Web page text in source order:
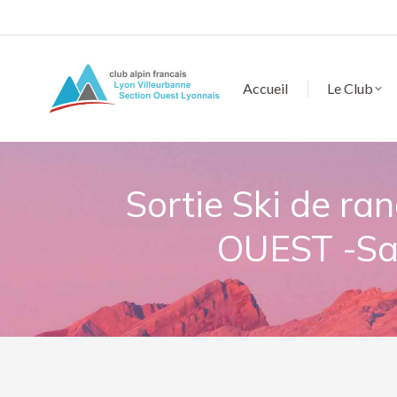
Accueil Le Club
Sortie Ski de
OUEST -